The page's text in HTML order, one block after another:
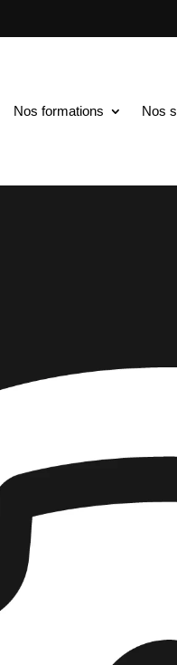
Nos formations Nos